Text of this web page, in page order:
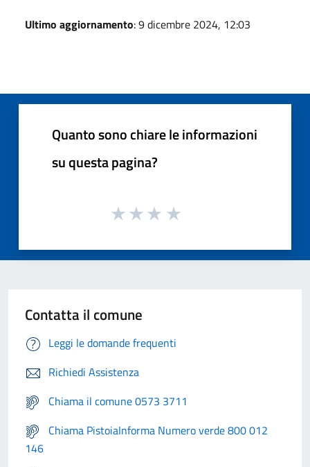
Ultimo aggiornamento: 9 dicembre 2024, 12:03
Quanto sono chiare le informazioni
su questa pagina?
Contatta il comune
Leggi le domande frequenti
Richiedi Assistenza
Chiama il comune 0573 3711
Chiama PistoiaInforma Numero verde 800 012
146